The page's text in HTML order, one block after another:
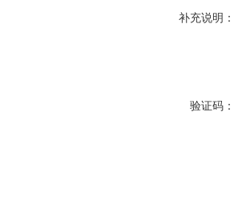
补充说明：
验证码：